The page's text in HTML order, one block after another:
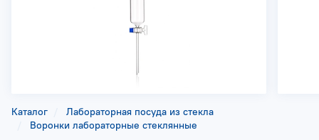
Каталог
Лабораторная посуда из стекла
Воронки лабораторные стеклянные